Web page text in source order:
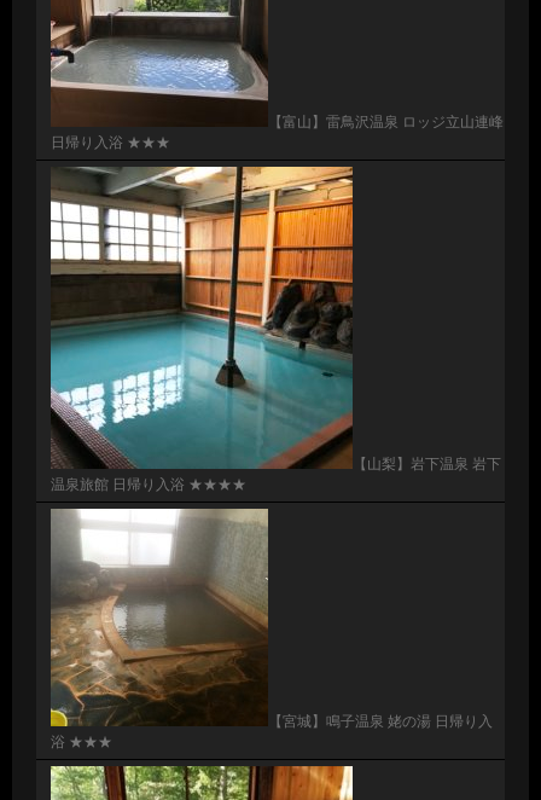
【富山】雷鳥沢温泉 ロッジ立山連峰
日帰り入浴 ★★★
【山梨】岩下温泉 岩下
温泉旅館 日帰り入浴 ★★★★
【宮城】鳴子温泉 姥の湯 日帰り入
浴 ★★★